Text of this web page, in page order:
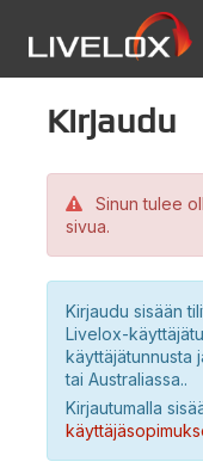
Kirjaudu
Sinun tulee
sivua.
Kirjaudu sisään
Livelox-
käyttäjätunnusta
tai Australiassa..
Kirjautumalla